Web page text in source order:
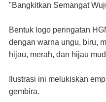
"Bangkitkan Semangat
Bentuk logo peringatan
dengan warna ungu, biru,
hijau, merah, dan hijau
Ilustrasi ini melukiskan
gembira.